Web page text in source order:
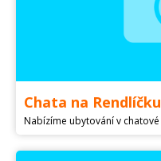
Chata na Rendlíčku